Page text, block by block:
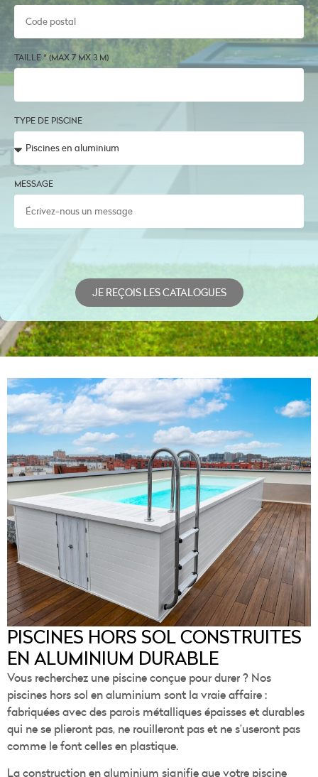
TAILLE * (MAX 7 MX 3 M)
TYPE DE PISCINE
MESSAGE
JE REÇOIS LES CATALOGUES
PISCINES HORS SOL CONSTRUITES
EN ALUMINIUM DURABLE
Vous recherchez une piscine conçue pour durer ? Nos
piscines hors sol en aluminium sont la vraie affaire :
fabriquées avec des parois métalliques épaisses et durables
qui ne se plieront pas, ne rouilleront pas et ne s’useront pas
comme le font celles en plastique.
La construction en aluminium signifie que votre piscine